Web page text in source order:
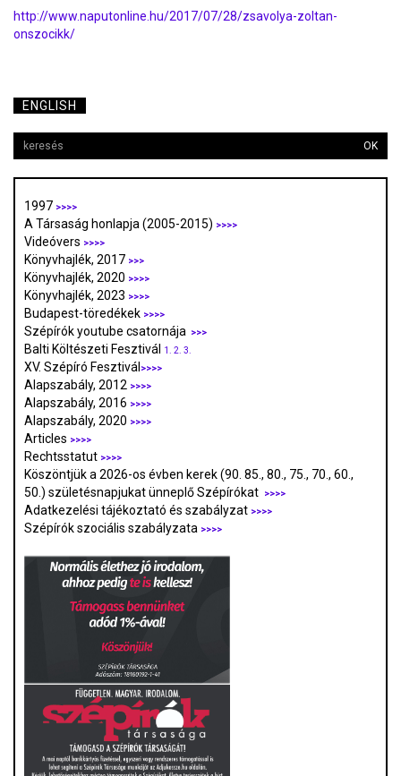
http://www.naputonline.hu/2017/07/28/zsavolya-zoltan-
onszocikk/
ENGLISH
OK
1997 >>>>
A Társaság honlapja (2005-2015) >>>>
Videóvers >>>>
Könyvhajlék, 2017 >>>
Könyvhajlék, 2020 >>>>
Könyvhajlék, 2023 >>>>
Budapest-töredékek >>>>
Szépírók youtube csatornája >>>
Balti Költészeti Fesztivál 1. 2. 3.
XV. Szépíró Fesztivál >>>>
Alapszabály, 2012 >>>>
Alapszabály, 2016 >>>>
Alapszabály, 2020 >>>>
Articles >>>>
Rechtsstatut >>>>
Köszöntjük a 2026-os évben kerek (90. 85., 80., 75., 70., 60.,
50.) születésnapjukat ünneplő Szépírókat
>>>>
Adatkezelési tájékoztató és szabályzat >>>>
Szépírók szociális szabályzata >>>>